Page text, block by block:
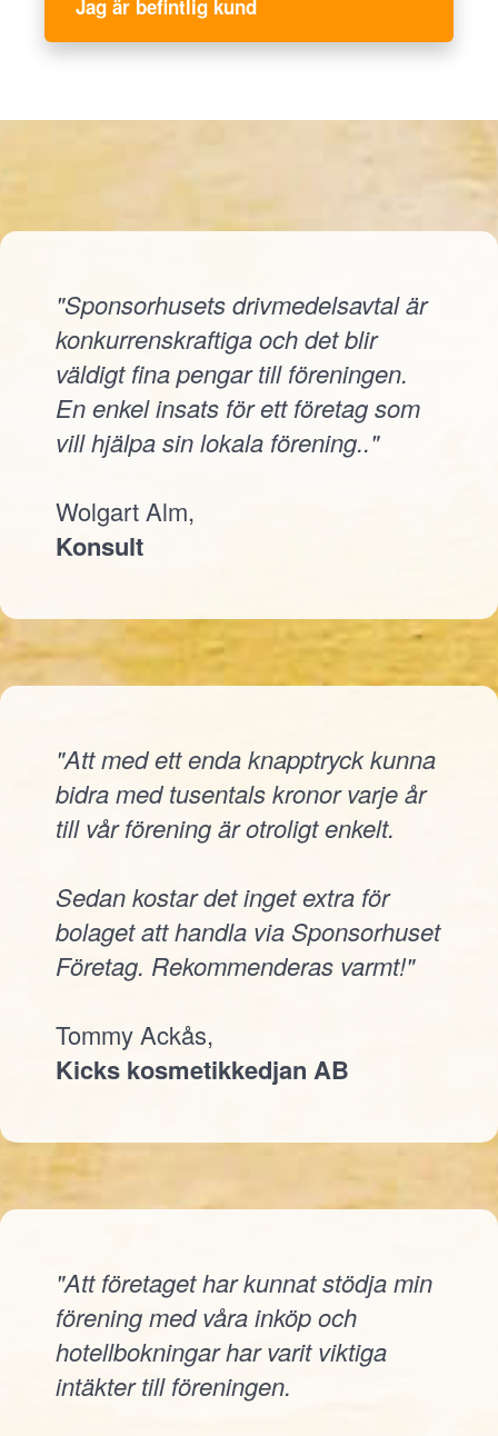
Jag är befintlig kund
"Sponsorhusets drivmedelsavtal är
konkurrenskraftiga och det blir
väldigt fina pengar till föreningen.
En enkel insats för ett företag som
vill hjälpa sin lokala förening.."
Wolgart Alm,
Konsult
"Att med ett enda knapptryck kunna
bidra med tusentals kronor varje år
till vår förening är otroligt enkelt.
Sedan kostar det inget extra för
bolaget att handla via Sponsorhuset
Företag. Rekommenderas varmt!"
Tommy Ackås,
Kicks kosmetikkedjan AB
"Att företaget har kunnat stödja min
förening med våra inköp och
hotellbokningar har varit viktiga
intäkter till föreningen.